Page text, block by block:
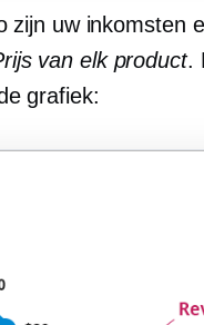
zijn uw inkomsten
van elk product.
grafiek: